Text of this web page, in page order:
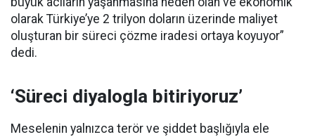
olarak Türkiye’ye 2 trilyon doların üzerinde maliyet
oluşturan bir süreci çözme iradesi ortaya koyuyor”
dedi.
‘Süreci diyalogla bitiriyoruz’
Meselenin yalnızca terör ve şiddet başlığıyla ele